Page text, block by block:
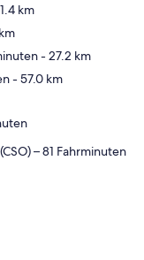
km
- 27.2 km
- 57.0 km
– 81 Fahrminuten